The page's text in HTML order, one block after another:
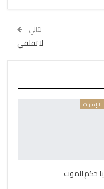
التالي
لا تقلقي
الإمارات
يا حكم الموت